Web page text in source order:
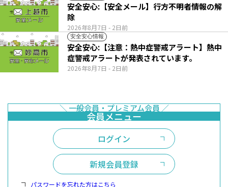
2026年8月7日 - 2日前
安全安心:【安全メール】行方不明者情報の解
除
安全安心情報
2026年8月7日 - 2日前
安全安心:【注意：熱中症警戒アラート】熱中
症警戒アラートが発表されています。
ログイン
新規会員登録
パスワードを忘れた方はこちら